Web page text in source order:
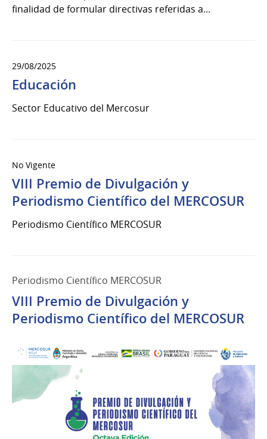
finalidad de formular directivas referidas a...
29/08/2025
Educación
Sector Educativo del Mercosur
No Vigente
VIII Premio de Divulgación y
Periodismo Científico del MERCOSUR
Periodismo Científico MERCOSUR
Periodismo Científico MERCOSUR
VIII Premio de Divulgación y
Periodismo Científico del MERCOSUR